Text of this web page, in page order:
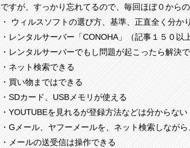
ですが、すっかり忘れてるので、毎回ほぼ０から
・ ウィルスソフトの選び方、基準、正直全く分か
・レンタルサーバー「CONOHA」（記事１５０以上
・レンタルサーバーでもし問題が起こったら解決
・ネット検索できる
・買い物まではできる
・SDカード、USBメモリが使える
・YOUTUBEを見れるが登録方法などは分からない
・Gメール、ヤフーメールを、ネット検索しなが
・メールの送受信は操作できる